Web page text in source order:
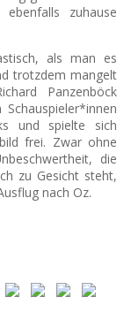
zuhause
als man es
trotzdem mangelt
Panzenböck
und spielte sich
frei. Zwar ohne
die
zu Gesicht steht,
nach Oz.